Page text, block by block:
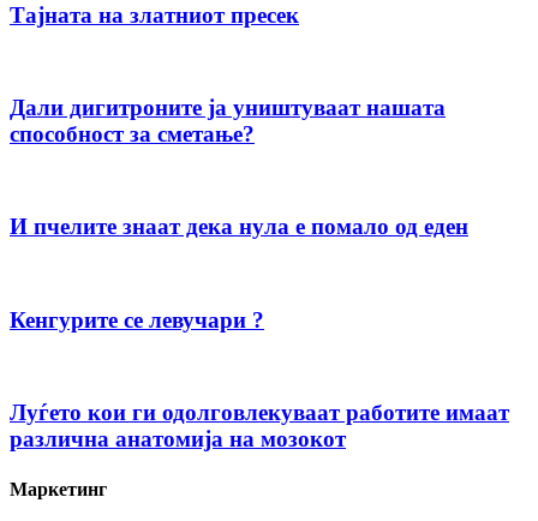
Тајната на златниот пресек
Дали дигитроните ја уништуваат нашата
способност за сметање?
И пчелите знаат дека нула е помало од еден
Кенгурите се левучари ?
Луѓето кои ги одолговлекуваат работите имаат
различна анатомија на мозокот
Маркетинг